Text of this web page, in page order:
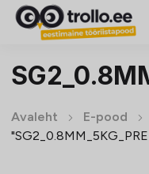
Avaleht E-pood